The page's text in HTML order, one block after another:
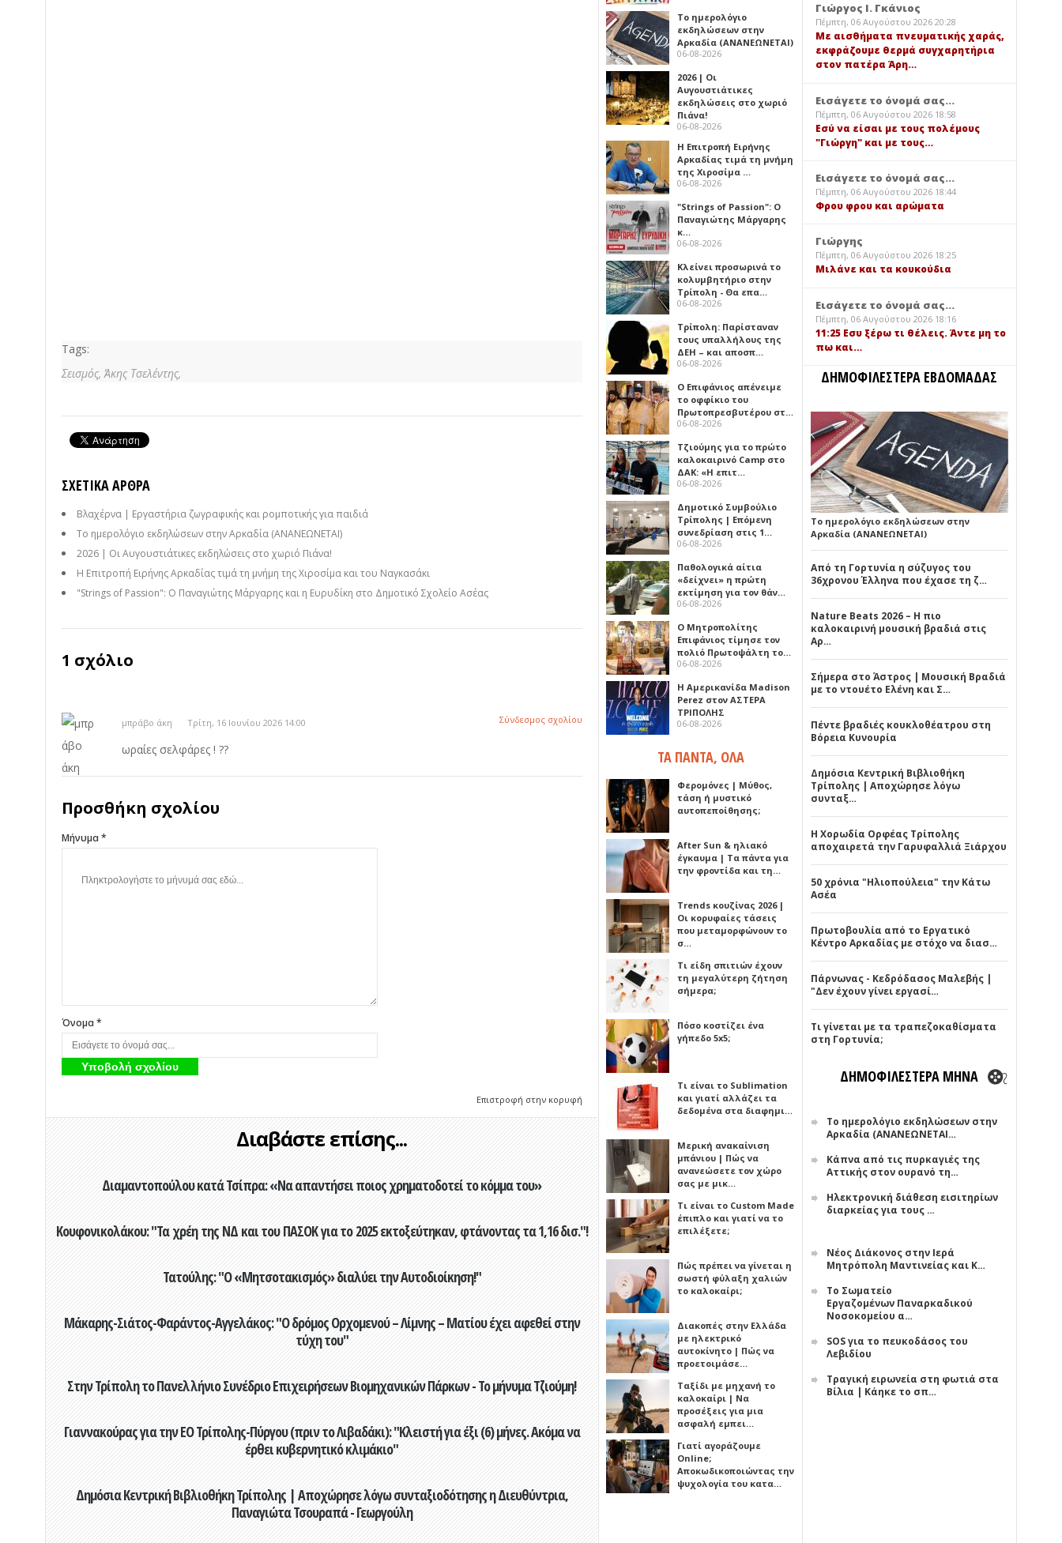
Tags:
Σεισμός,Άκης Τσελέντης,
ΣΧΕΤΙΚΆ ΆΡΘΡΑ
Βλαχέρνα | Εργαστήρια ζωγραφικής και ρομποτικής για παιδιά
Το ημερολόγιο εκδηλώσεων στην Αρκαδία (ΑΝΑΝΕΩΝΕΤΑΙ)
2026 | Οι Αυγουστιάτικες εκδηλώσεις στο χωριό Πιάνα!
Η Επιτροπή Ειρήνης Αρκαδίας τιμά τη μνήμη της Χιροσίμα και του Ναγκασάκι
"Strings of Passion": Ο Παναγιώτης Μάργαρης και η Ευρυδίκη στο Δημοτικό Σχολείο Ασέας
1 σχόλιο
μπράβο άκη Τρίτη, 16 Ιουνίου 2026 14:00 Σύνδεσμος σχολίου
ωραίες σελφάρες ! ??
Προσθήκη σχολίου
Μήνυμα *
Όνομα *
Επιστροφή στην κορυφή
Διαβάστε επίσης...
Διαμαντοπούλου κατά Τσίπρα: «Να απαντήσει ποιος χρηματοδοτεί το κόμμα του»
Κουφονικολάκου: "Τα χρέη της ΝΔ και του ΠΑΣΟΚ για το 2025 εκτοξεύτηκαν, φτάνοντας τα 1,16 δισ."!
Τατούλης: "Ο «Μητσοτακισμός» διαλύει την Αυτοδιοίκηση!"
Μάκαρης-Σιάτος-Φαράντος-Αγγελάκος: "Ο δρόμος Ορχομενού – Λίμνης – Ματίου έχει αφεθεί στην
τύχη του"
Στην Τρίπολη το Πανελλήνιο Συνέδριο Επιχειρήσεων Βιομηχανικών Πάρκων - Το μήνυμα Τζιούμη!
Γιαννακούρας για την EO Τρίπολης-Πύργου (πριν το Λιβαδάκι): "Κλειστή για έξι (6) μήνες. Ακόμα να
έρθει κυβερνητικό κλιμάκιο"
Δημόσια Κεντρική Βιβλιοθήκη Τρίπολης | Αποχώρησε λόγω συνταξιοδότησης η Διευθύντρια,
Παναγιώτα Τσουραπά - Γεωργούλη
Το ημερολόγιο
εκδηλώσεων στην
Αρκαδία (ΑΝΑΝΕΩΝΕΤΑΙ)
06-08-2026
2026 | Οι
Αυγουστιάτικες
εκδηλώσεις στο χωριό
Πιάνα!
06-08-2026
Η Επιτροπή Ειρήνης
Αρκαδίας τιμά τη μνήμη
της Χιροσίμα …
06-08-2026
"Strings of Passion": Ο
Παναγιώτης Μάργαρης
κ…
06-08-2026
Κλείνει προσωρινά το
κολυμβητήριο στην
Τρίπολη - Θα επα…
06-08-2026
Τρίπολη: Παρίσταναν
τους υπαλλήλους της
ΔΕΗ – και αποσπ…
06-08-2026
Ο Επιφάνιος απένειμε
το οφφίκιο του
Πρωτοπρεσβυτέρου στ…
06-08-2026
Τζιούμης για το πρώτο
καλοκαιρινό Camp στο
ΔΑΚ: «Η επιτ…
06-08-2026
Δημοτικό Συμβούλιο
Τρίπολης | Επόμενη
συνεδρίαση στις 1…
06-08-2026
Παθολογικά αίτια
«δείχνει» η πρώτη
εκτίμηση για τον θάν…
06-08-2026
Ο Μητροπολίτης
Επιφάνιος τίμησε τον
πολιό Πρωτοψάλτη το…
06-08-2026
Η Αμερικανίδα Madison
Perez στον ΑΣΤΕΡΑ
ΤΡΙΠΟΛΗΣ
06-08-2026
ΤΑ ΠΑΝΤΑ, ΟΛΑ
Φερομόνες | Μύθος,
τάση ή μυστικό
αυτοπεποίθησης;
After Sun & ηλιακό
έγκαυμα | Τα πάντα για
την φροντίδα και τη…
Trends κουζίνας 2026 |
Οι κορυφαίες τάσεις
που μεταμορφώνουν το
σ…
Τι είδη σπιτιών έχουν
τη μεγαλύτερη ζήτηση
σήμερα;
Πόσο κοστίζει ένα
γήπεδο 5x5;
Τι είναι το Sublimation
και γιατί αλλάζει τα
δεδομένα στα διαφημι…
Μερική ανακαίνιση
μπάνιου | Πώς να
ανανεώσετε τον χώρο
σας με μικ…
Τι είναι το Custom Made
έπιπλο και γιατί να το
επιλέξετε;
Πώς πρέπει να γίνεται η
σωστή φύλαξη χαλιών
το καλοκαίρι;
Διακοπές στην Ελλάδα
με ηλεκτρικό
αυτοκίνητο | Πώς να
προετοιμάσε…
Ταξίδι με μηχανή το
καλοκαίρι | Να
προσέξεις για μια
ασφαλή εμπει…
Γιατί αγοράζουμε
Online;
Αποκωδικοποιώντας την
ψυχολογία του κατα…
Γιώργος Ι. Γκάνιος
Πέμπτη, 06 Αυγούστου 2026 20:28
Με αισθήματα πνευματικής χαράς,
εκφράζουμε θερμά συγχαρητήρια
στον πατέρα Άρη…
Εισάγετε το όνομά σας...
Πέμπτη, 06 Αυγούστου 2026 18:58
Εσύ να είσαι με τους πολέμους
"Γιώργη" και με τους…
Εισάγετε το όνομά σας...
Πέμπτη, 06 Αυγούστου 2026 18:44
Φρου φρου και αρώματα
Γιώργης
Πέμπτη, 06 Αυγούστου 2026 18:25
Μιλάνε και τα κουκούδια
Εισάγετε το όνομά σας...
Πέμπτη, 06 Αυγούστου 2026 18:16
11:25 Εσυ ξέρω τι θέλεις. Άντε μη το
πω και…
ΔΗΜΟΦΙΛΕΣΤΕΡΑ ΕΒΔΟΜΑΔΑΣ
Το ημερολόγιο εκδηλώσεων στην
Αρκαδία (ΑΝΑΝΕΩΝΕΤΑΙ)
Από τη Γορτυνία η σύζυγος του
36χρονου Έλληνα που έχασε τη ζ…
Nature Beats 2026 – Η πιο
καλοκαιρινή μουσική βραδιά στις
Αρ…
Σήμερα στο Άστρος | Μουσική Βραδιά
με το ντουέτο Ελένη και Σ…
Πέντε βραδιές κουκλοθέατρου στη
Βόρεια Κυνουρία
Δημόσια Κεντρική Βιβλιοθήκη
Τρίπολης | Αποχώρησε λόγω
συνταξ…
Η Χορωδία Ορφέας Τρίπολης
αποχαιρετά την Γαρυφαλλιά Ξιάρχου
50 χρόνια "Ηλιοπούλεια" την Κάτω
Ασέα
Πρωτοβουλία από το Εργατικό
Κέντρο Αρκαδίας με στόχο να διασ…
Πάρνωνας - Κεδρόδασος Μαλεβής |
"Δεν έχουν γίνει εργασί…
Τι γίνεται με τα τραπεζοκαθίσματα
στη Γορτυνία;
ΔΗΜΟΦΙΛΕΣΤΕΡΑ ΜΗΝΑ
Το ημερολόγιο εκδηλώσεων στην
Αρκαδία (ΑΝΑΝΕΩΝΕΤΑΙ…
Κάπνα από τις πυρκαγιές της
Αττικής στον ουρανό τη…
Ηλεκτρονική διάθεση εισιτηρίων
διαρκείας για τους …
Νέος Διάκονος στην Ιερά
Μητρόπολη Μαντινείας και Κ…
Το Σωματείο
Εργαζομένων Παναρκαδικού
Νοσοκομείου α…
SOS για το πευκοδάσος του
Λεβιδίου
Τραγική ειρωνεία στη φωτιά στα
Βίλια | Κάηκε το σπ…